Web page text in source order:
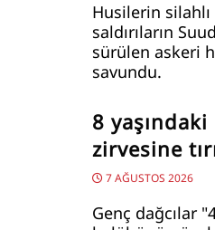
Husilerin silahlı
saldırıların
sürülen askeri
savundu.
8
zirvesine
7 AĞUSTOS 2026
Genç dağcılar